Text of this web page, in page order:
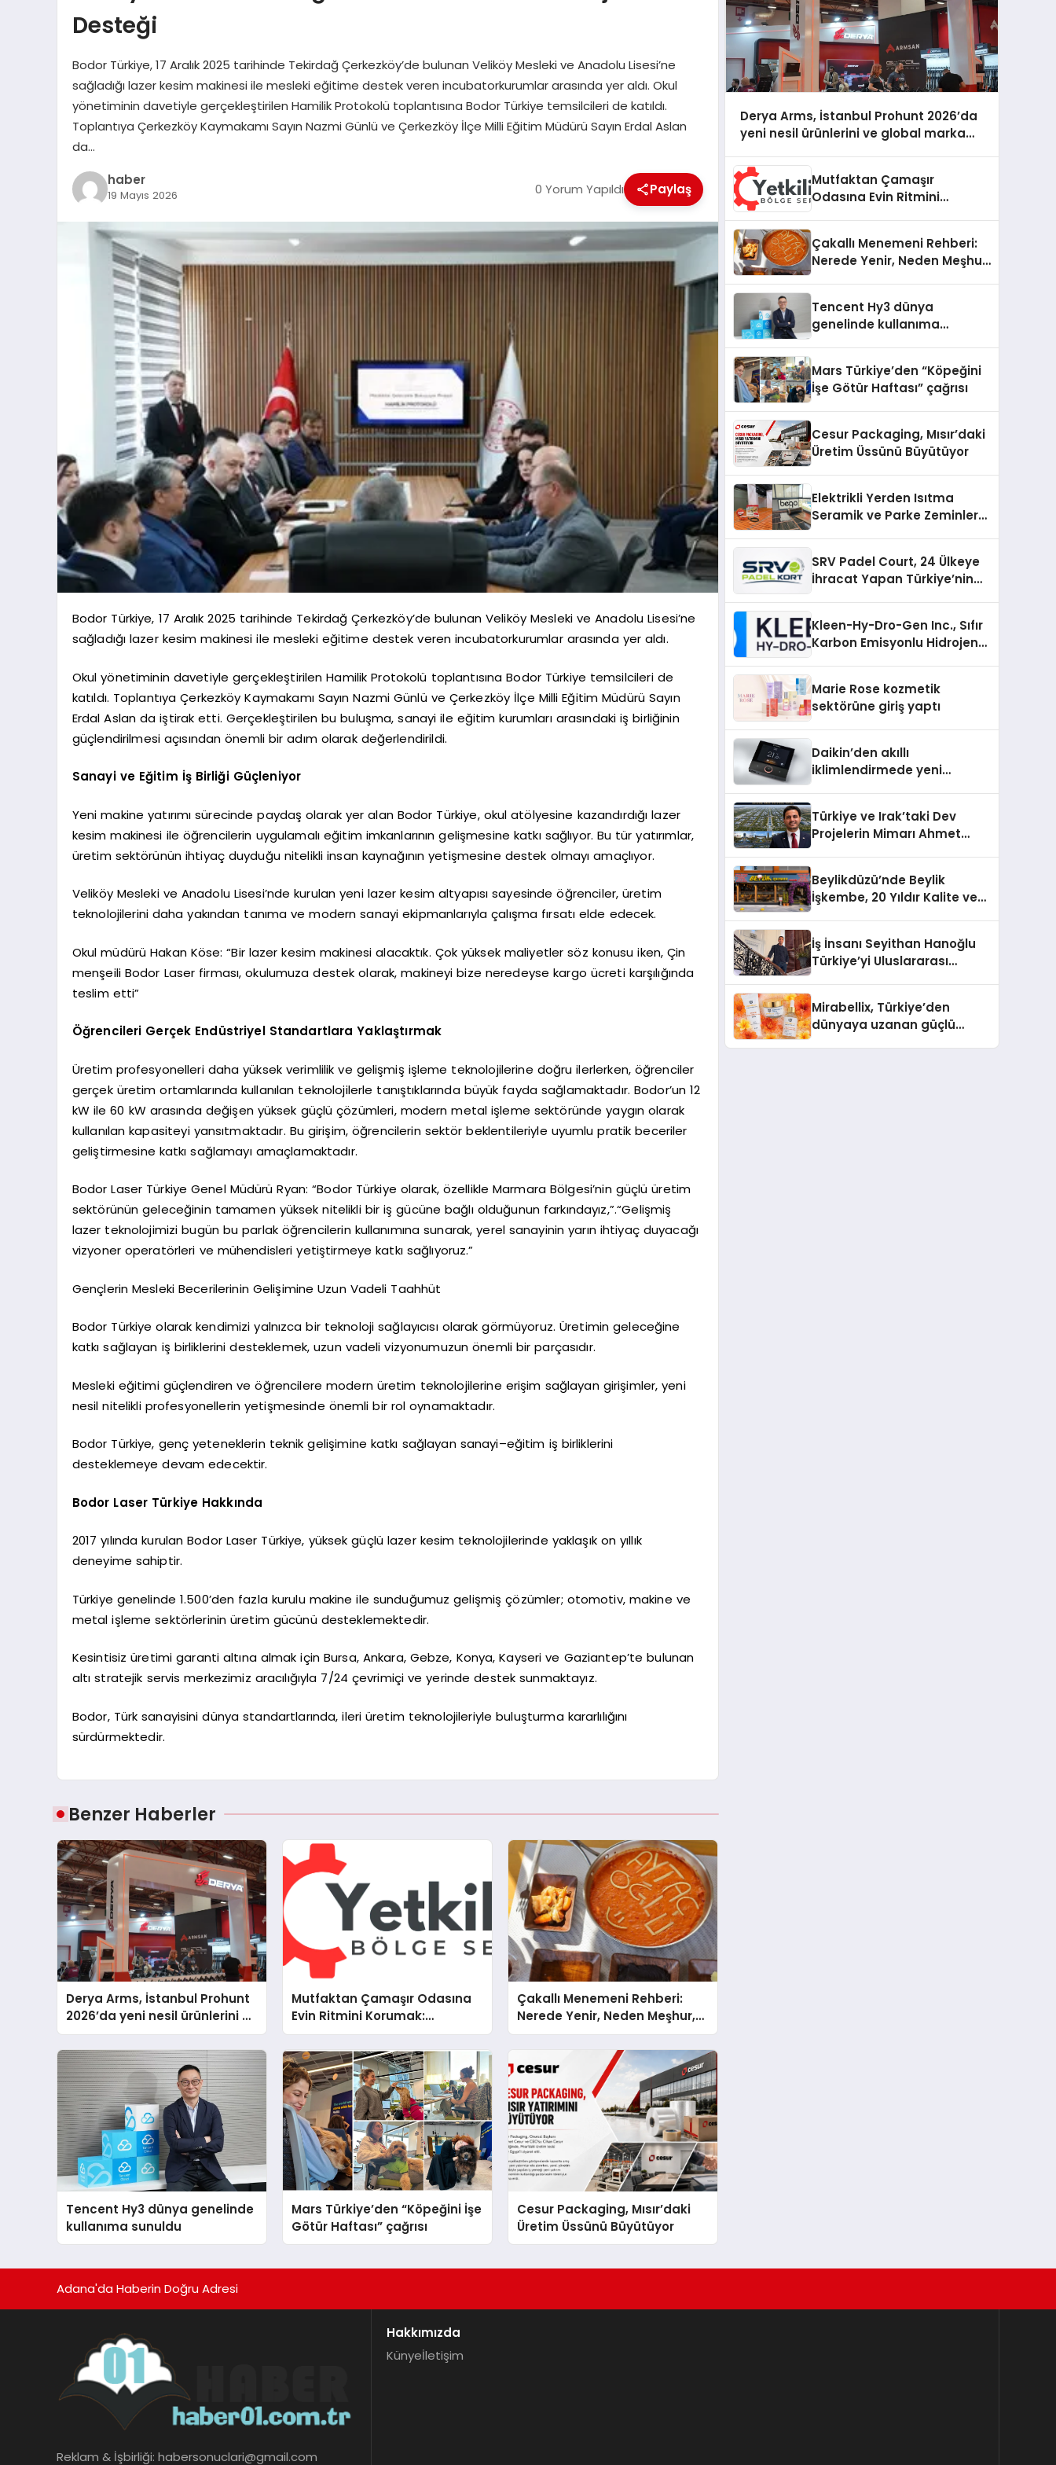
Desteği
Bodor Türkiye, 17 Aralık 2025 tarihinde Tekirdağ Çerkezköy’de bulunan Veliköy Mesleki ve Anadolu Lisesi’ne
sağladığı lazer kesim makinesi ile mesleki eğitime destek veren incubatorkurumlar arasında yer aldı. Okul
yönetiminin davetiyle gerçekleştirilen Hamilik Protokolü toplantısına Bodor Türkiye temsilcileri de katıldı.
Toplantıya Çerkezköy Kaymakamı Sayın Nazmi Günlü ve Çerkezköy İlçe Milli Eğitim Müdürü Sayın Erdal Aslan
da…
haber
19 Mayıs 2026 0 Yorum Yapıldı Paylaş
Bodor Türkiye, 17 Aralık 2025 tarihinde Tekirdağ Çerkezköy’de bulunan Veliköy Mesleki ve Anadolu Lisesi’ne
sağladığı lazer kesim makinesi ile mesleki eğitime destek veren incubatorkurumlar arasında yer aldı.
Okul yönetiminin davetiyle gerçekleştirilen Hamilik Protokolü toplantısına Bodor Türkiye temsilcileri de
katıldı. Toplantıya Çerkezköy Kaymakamı Sayın Nazmi Günlü ve Çerkezköy İlçe Milli Eğitim Müdürü Sayın
Erdal Aslan da iştirak etti. Gerçekleştirilen bu buluşma, sanayi ile eğitim kurumları arasındaki iş birliğinin
güçlendirilmesi açısından önemli bir adım olarak değerlendirildi.
Sanayi ve Eğitim İş Birliği Güçleniyor
Yeni makine yatırımı sürecinde paydaş olarak yer alan Bodor Türkiye, okul atölyesine kazandırdığı lazer
kesim makinesi ile öğrencilerin uygulamalı eğitim imkanlarının gelişmesine katkı sağlıyor. Bu tür yatırımlar,
üretim sektörünün ihtiyaç duyduğu nitelikli insan kaynağının yetişmesine destek olmayı amaçlıyor.
Veliköy Mesleki ve Anadolu Lisesi’nde kurulan yeni lazer kesim altyapısı sayesinde öğrenciler, üretim
teknolojilerini daha yakından tanıma ve modern sanayi ekipmanlarıyla çalışma fırsatı elde edecek.
Okul müdürü Hakan Köse: “Bir lazer kesim makinesi alacaktık. Çok yüksek maliyetler söz konusu iken, Çin
menşeili Bodor Laser firması, okulumuza destek olarak, makineyi bize neredeyse kargo ücreti karşılığında
teslim etti”
Öğrencileri Gerçek Endüstriyel Standartlara Yaklaştırmak
Üretim profesyonelleri daha yüksek verimlilik ve gelişmiş işleme teknolojilerine doğru ilerlerken, öğrenciler
gerçek üretim ortamlarında kullanılan teknolojilerle tanıştıklarında büyük fayda sağlamaktadır. Bodor’un 12
kW ile 60 kW arasında değişen yüksek güçlü çözümleri, modern metal işleme sektöründe yaygın olarak
kullanılan kapasiteyi yansıtmaktadır. Bu girişim, öğrencilerin sektör beklentileriyle uyumlu pratik beceriler
geliştirmesine katkı sağlamayı amaçlamaktadır.
Bodor Laser Türkiye Genel Müdürü Ryan: “Bodor Türkiye olarak, özellikle Marmara Bölgesi’nin güçlü üretim
sektörünün geleceğinin tamamen yüksek nitelikli bir iş gücüne bağlı olduğunun farkındayız,”.“Gelişmiş
lazer teknolojimizi bugün bu parlak öğrencilerin kullanımına sunarak, yerel sanayinin yarın ihtiyaç duyacağı
vizyoner operatörleri ve mühendisleri yetiştirmeye katkı sağlıyoruz.”
Gençlerin Mesleki Becerilerinin Gelişimine Uzun Vadeli Taahhüt
Bodor Türkiye olarak kendimizi yalnızca bir teknoloji sağlayıcısı olarak görmüyoruz. Üretimin geleceğine
katkı sağlayan iş birliklerini desteklemek, uzun vadeli vizyonumuzun önemli bir parçasıdır.
Mesleki eğitimi güçlendiren ve öğrencilere modern üretim teknolojilerine erişim sağlayan girişimler, yeni
nesil nitelikli profesyonellerin yetişmesinde önemli bir rol oynamaktadır.
Bodor Türkiye, genç yeteneklerin teknik gelişimine katkı sağlayan sanayi–eğitim iş birliklerini
desteklemeye devam edecektir.
Bodor Laser Türkiye Hakkında
2017 yılında kurulan Bodor Laser Türkiye, yüksek güçlü lazer kesim teknolojilerinde yaklaşık on yıllık
deneyime sahiptir.
Türkiye genelinde 1.500’den fazla kurulu makine ile sunduğumuz gelişmiş çözümler; otomotiv, makine ve
metal işleme sektörlerinin üretim gücünü desteklemektedir.
Kesintisiz üretimi garanti altına almak için Bursa, Ankara, Gebze, Konya, Kayseri ve Gaziantep’te bulunan
altı stratejik servis merkezimiz aracılığıyla 7/24 çevrimiçi ve yerinde destek sunmaktayız.
Bodor, Türk sanayisini dünya standartlarında, ileri üretim teknolojileriyle buluşturma kararlılığını
sürdürmektedir.
Benzer Haberler
Derya Arms, İstanbul Prohunt
2026’da yeni nesil ürünlerini ve
global marka vizyonunu
sergiledi
Mutfaktan Çamaşır Odasına
Evin Ritmini Korumak:
Electrolux Cihazlarında Dürüst
Teknik Destek Deneyimi
Çakallı Menemeni Rehberi:
Nerede Yenir, Neden Meşhur,
Nasıl Yapılır?
Tencent Hy3 dünya genelinde
kullanıma sunuldu
Mars Türkiye’den “Köpeğini İşe
Götür Haftası” çağrısı
Cesur Packaging, Mısır’daki
Üretim Üssünü Büyütüyor
Derya Arms, İstanbul Prohunt 2026’da
yeni nesil ürünlerini ve global marka
Mutfaktan Çamaşır
Odasına Evin Ritmini
Destek Deneyimi
Çakallı Menemeni Rehberi:
Nerede Yenir, Neden Meşhur,
Tencent Hy3 dünya
genelinde kullanıma
Mars Türkiye’den “Köpeğini
İşe Götür Haftası” çağrısı
Cesur Packaging, Mısır’daki
Üretim Üssünü Büyütüyor
Elektrikli Yerden Isıtma
Seramik ve Parke Zeminler
SRV Padel Court, 24 Ülkeye
İhracat Yapan Türkiye’nin
Kleen-Hy-Dro-Gen Inc., Sıfır
Karbon Emisyonlu Hidrojen
Aldı
Marie Rose kozmetik
sektörüne giriş yaptı
Daikin’den akıllı
iklimlendirmede yeni
Türkiye ve Irak’taki Dev
Projelerin Mimarı Ahmet
Holding Industrial City”
Projesini Hayata Geçirecek
Beylikdüzü’nde Beylik
İşkembe, 20 Yıldır Kalite ve
İş İnsanı Seyithan Hanoğlu
Türkiye’yi Uluslararası
Mirabellix, Türkiye’den
dünyaya uzanan güçlü
Adana'da Haberin Doğru Adresi
Reklam & İşbirliği: habersonuclari@gmail.com
Hakkımızda
Künyeİletişim